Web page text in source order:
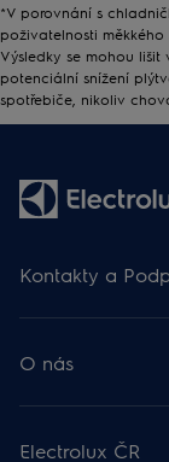
*V porovnání s
poživatelnosti
Výsledky se mohou
potenciální snížení
spotřebiče, nikoliv
Kontakty a
Odběr
Facebook 🡕
Instagram 🡕
TikTok 🡕
O nás
Finanční
Electrolux ČR